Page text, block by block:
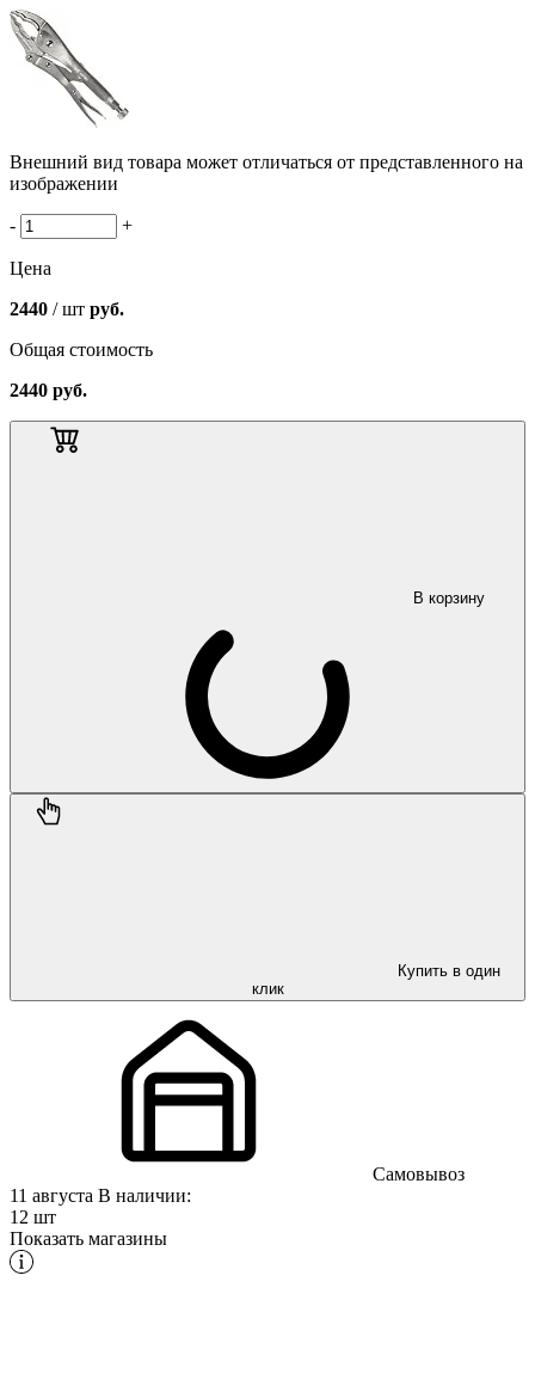
Внешний вид товара может отличаться от представленного на
изображении
- +
Цена
2440 / шт руб.
Общая стоимость
2440 руб.
В корзину
Купить в один
клик
Самовывоз
11 августа В наличии:
12 шт
Показать магазины